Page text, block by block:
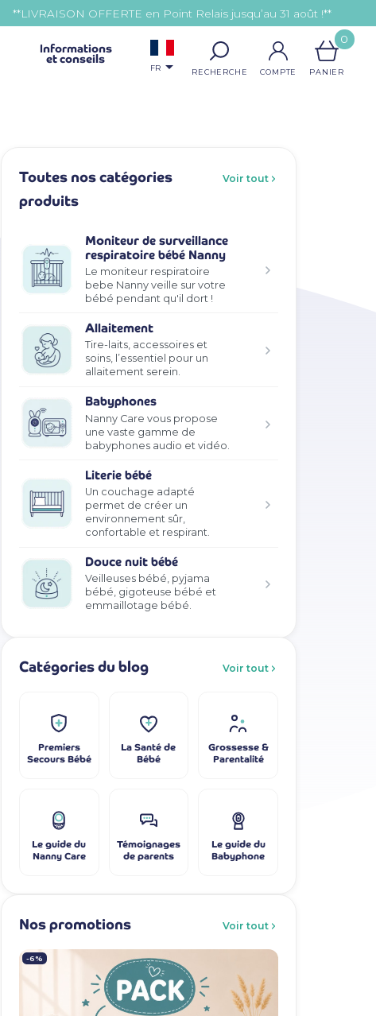
**LIVRAISON OFFERTE en Point Relais jusqu’au 31 août !**
Informations
et conseils
FR
0
Toutes nos catégories
produits
Voir tout
Moniteur de surveillance
respiratoire bébé Nanny
Le moniteur respiratoire
bebe Nanny veille sur votre
bébé pendant qu'il dort !
Allaitement
Tire-laits, accessoires et
soins, l’essentiel pour un
allaitement serein.
Babyphones
Nanny Care vous propose
une vaste gamme de
babyphones audio et vidéo.
Literie bébé
Un couchage adapté
permet de créer un
environnement sûr,
confortable et respirant.
Douce nuit bébé
Veilleuses bébé, pyjama
bébé, gigoteuse bébé et
emmaillotage bébé.
Catégories du blog Voir tout
Premiers
Secours Bébé
La Santé de
Bébé
Grossesse &
Parentalité
Le guide du
Nanny Care
Témoignages
de parents
Le guide du
Babyphone
Nos promotions Voir tout
-6%